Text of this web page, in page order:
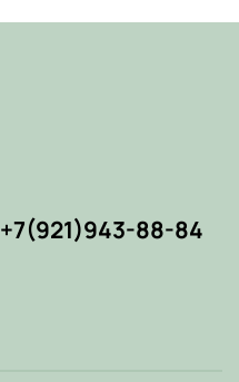
+7(921)943-88-84